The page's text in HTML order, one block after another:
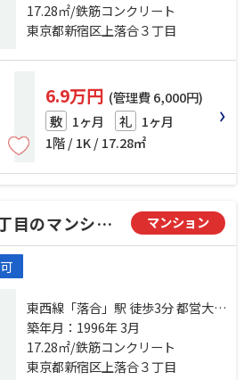
「中井」駅 徒歩6分
17.28㎡/鉄筋コンクリート
東京都新宿区上落合３丁目
6.9万円 (管理費 6,000円)
敷 1ヶ月 礼 1ヶ月
1階 / 1K / 17.28㎡
新宿区上落合３丁目のマンション マンション
東西線「落合」駅 徒歩3分 都営大江
戸線「中井」駅 徒歩4分 西武新宿線
「中井」駅 徒歩6分
築年月：1996年 3月
17.28㎡/鉄筋コンクリート
東京都新宿区上落合３丁目